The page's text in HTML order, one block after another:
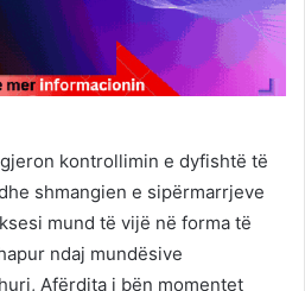
kontrollimin e dyfishtë të
shmangien e sipërmarrjeve
mund të vijë në forma të
ndaj mundësive
Afërdita i bën momentet